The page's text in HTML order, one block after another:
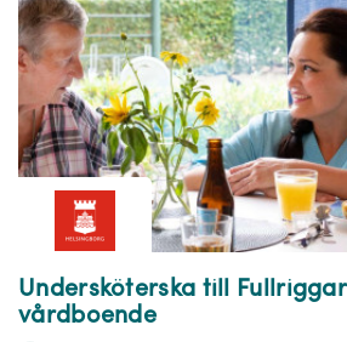
Undersköterska till
vårdboende